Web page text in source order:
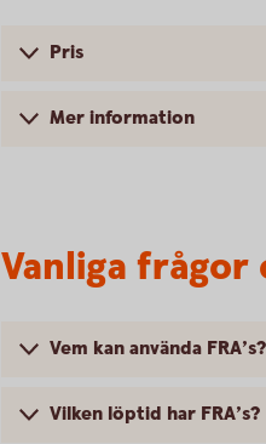
Pris
Mer information
Vanliga frågor
Vem kan använda FRA’s?
Vilken löptid har FRA’s?